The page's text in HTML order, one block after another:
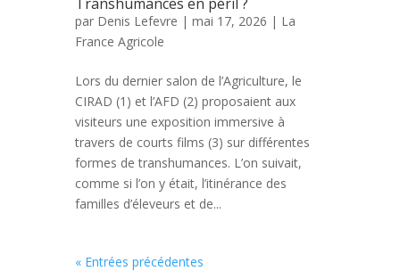
par Denis Lefevre | mai 17, 2026 | La
France Agricole
Lors du dernier salon de l’Agriculture, le
CIRAD (1) et l’AFD (2) proposaient aux
visiteurs une exposition immersive à
travers de courts films (3) sur différentes
formes de transhumances. L’on suivait,
comme si l’on y était, l’itinérance des
familles d’éleveurs et de...
« Entrées précédentes